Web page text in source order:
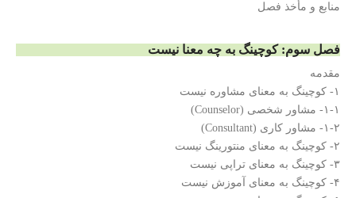
منابع و مأخذ فصل
فصل سوم: کوچینگ به چه معنا نیست
مقدمه
۱- کوچینگ به معنای مشاوره نیست
۱-۱- مشاور شخصی (Counselor)
۱-۲- مشاور کاری (Consultant)
۲- کوچینگ به معنای منتورینگ نیست
۳- کوچینگ به معنای تراپی نیست
۴- کوچینگ به معنای آموزش نیست